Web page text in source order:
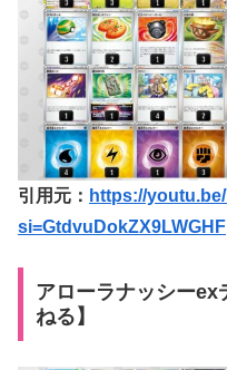
引用元： https://
si=GtdvuDokZX9LWGHF
アローラナッシーex
ねる】